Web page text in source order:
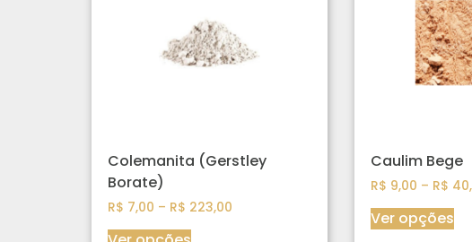
Colemanita (Gerstley
Borate)
R$ 7,00 – R$ 223,00
Caulim Bege
R$ 9,00 – R$
Ver opções